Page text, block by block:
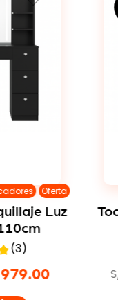
Oferta
Luz
(3)
979.00